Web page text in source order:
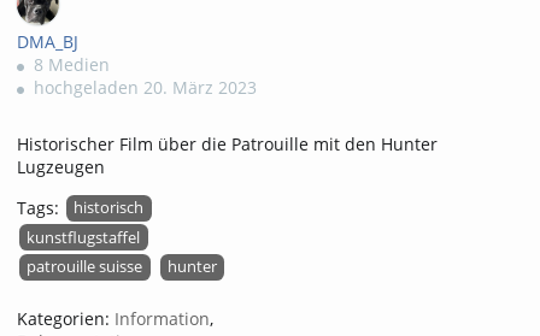
DMA_BJ
8 Medien
hochgeladen 20. März 2023
Historischer Film über die Patrouille mit den Hunter
Lugzeugen
Tags:
historisch
kunstflugstaffel
patrouille suisse
hunter
Kategorien: Information,